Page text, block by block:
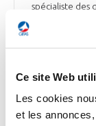
Ce site Web
Les cookies
et les
spécialiste des
Tribune. Dans
notre Défense
politique et
stratégiques
que le risque
dépit de cet